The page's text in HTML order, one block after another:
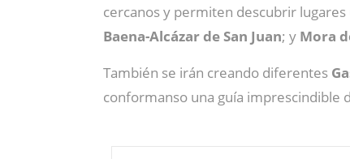
cercanos y permiten descubrir
Baena-Alcázar de San Juan; y Mora
También se irán creando diferentes
conformanso una guía imprescindible